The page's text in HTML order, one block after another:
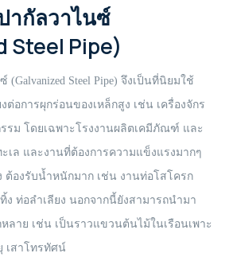
22-37 VSDS (22-37 kW/30-50 hp)
5-37 VSDS (5-37 kW/7-50 hp)
air filters
On-site industrial gases
7-90 VSD iPM (7-90 kW/10-125 hp)
compressor & Generator
350-450 T2 WUX
The XAS boX range
POWER OF CONNECTIVITY
Utility range
500 (50-60 Hz)
QAS 325-400 (50-60 Hz)
200
97
mm (1") PRO-FLO BOLTED METAL PUMP
mm (2") PRO-FLO SHIFT BOLTED
PUMP
mm (1-1/2") PRO-FLO SHIFT BOLTED
PUMP
mm (3") PRO-FLO SHIFT BOLTED METAL
51 mm (2") PRO-FLO SHIFT BOLTED METAL
headroom)
Yalelift 360 Hand chain hoist
VSIII Hand chain hoist
YaleLift LH ATEX Hand chain hoist with
headroom)
IT ATEX Hand chain hoist with
360 ATEX Hand chain hoist
Lifting
ล็กท่อประปากัลวาไนซ์ (Galvanized Steel
Pipe)
ล็กท่อกลมดำ (Carbon Steel Tubes)
ล็กแบน (Flat Bars Steel)
ากัลวาไนซ์
Steel Pipe)
Steel Pipe) จึงเป็นที่นิยมใช้
ต่อการผุกร่อนของเหล็กสูง เช่น เครื่องจักร
รม โดยเฉพาะโรงงานผลิตเคมีภัณฑ์ และ
เล และงานที่ต้องการความแข็งแรงมากๆ
ต้องรับน้ำหนักมาก เช่น งานท่อโสโครก
ท่อลำเลียง นอกจากนี้ยังสามารถนำมา
ลาย เช่น เป็นราวแขวนต้นไม้ในเรือนเพาะ
เสาโทรทัศน์